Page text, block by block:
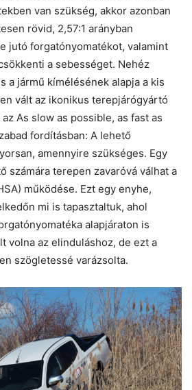
van szükség, akkor azonban
rövid, 2,57:1 arányban
jutó forgatónyomatékot, valamint
a sebességet. Nehéz
a jármű kímélésének alapja a kis
vált az ikonikus terepjárógyártó
As slow as possible, as fast as
fordításban: A lehető
amennyire szükséges. Egy
számára terepen zavaróvá válhat a
működése. Ezt egy enyhe,
mi is tapasztaltuk, ahol
alapjáraton is
volna az elinduláshoz, de ezt a
szögletessé varázsolta.